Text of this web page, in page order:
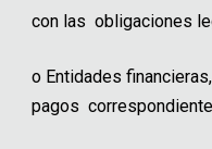
con las obligaciones
o Entidades
pagos